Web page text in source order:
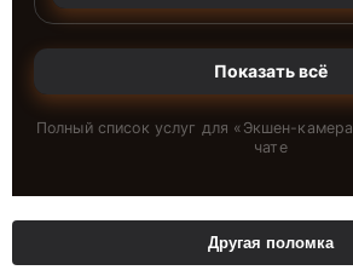
Показать всё
Полный список услуг для « Экшен-камера
чате
Другая поломка